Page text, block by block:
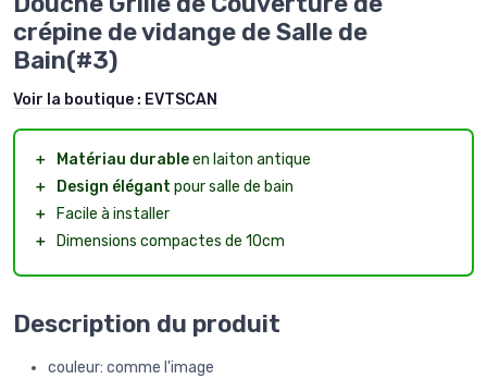
crépine de vidange de Salle de
Bain(#3)
Voir la boutique : EVTSCAN
＋ Matériau durableen laiton antique
＋
Design élégant pour salle de bain
＋
Facile à installer
＋
Dimensions compactes de 10cm
Description du produit
couleur: comme l'image